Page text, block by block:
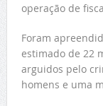
operação de
Foram
estimado de 22
arguidos pelo
homens e uma